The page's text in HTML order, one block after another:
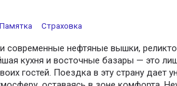
Памятка Страховка
современные нефтяные вышки,
кухня и восточные базары — это
гостей. Поездка в эту страну дает